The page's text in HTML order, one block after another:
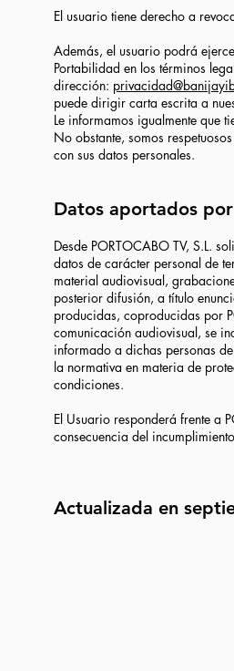
El usuario tiene derecho a
Además, el usuario podrá
Portabilidad en los términos
dirección:
puede dirigir carta escrita a
Le informamos igualmente que
No obstante, somos
con sus datos personales.
Datos aportados
Desde PORTOCABO TV, S.L.
datos de carácter personal de
material audiovisual,
posterior difusión, a título
producidas, coproducidas por
comunicación audiovisual, se
informado a dichas personas
la normativa en materia de
condiciones.
El Usuario responderá frente a
consecuencia del
Actualizada en